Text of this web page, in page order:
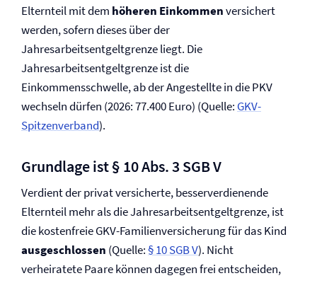
Elternteil mit dem höheren Einkommenversichert
werden, sofern dieses über der
Jahresarbeitsentgeltgrenze liegt. Die
Jahresarbeitsentgeltgrenze ist die
Einkommensschwelle, ab der Angestellte in die PKV
wechseln dürfen (2026: 77.400 Euro) (Quelle: GKV-
Spitzenverband).
Grundlage ist § 10 Abs. 3 SGB V
Verdient der privat versicherte, besserverdienende
Elternteil mehr als die Jahresarbeitsentgeltgrenze, ist
die kostenfreie GKV-Familien­versicherung für das Kind
ausgeschlossen (Quelle:§ 10 SGB V). Nicht
verheiratete Paare können dagegen frei entscheiden,